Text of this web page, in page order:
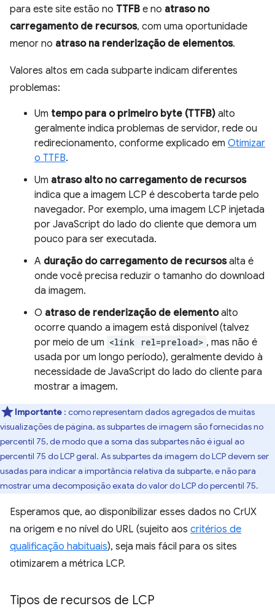
para este site estão no TTFB e no atraso no
carregamento de recursos, com uma oportunidade
menor no atraso na renderização de elementos.
Valores altos em cada subparte indicam diferentes
problemas:
Um tempo para o primeiro byte (TTFB) alto
geralmente indica problemas de servidor, rede ou
redirecionamento, conforme explicado em Otimizar
o TTFB.
Um atraso alto no carregamento de recursos
indica que a imagem LCP é descoberta tarde pelo
navegador. Por exemplo, uma imagem LCP injetada
por JavaScript do lado do cliente que demora um
pouco para ser executada.
A duração do carregamento de recursosalta é
onde você precisa reduzir o tamanho do download
da imagem.
O atraso de renderização de elementoalto
ocorre quando a imagem está disponível (talvez
por meio de um <link rel=preload> , mas não é
usada por um longo período), geralmente devido à
necessidade de JavaScript do lado do cliente para
mostrar a imagem.
Importante : como representam dados agregados de muitas
visualizações de página, as subpartes de imagem são fornecidas no
percentil 75, de modo que a soma das subpartes não é igual ao
percentil 75 do LCP geral. As subpartes da imagem do LCP devem ser
usadas para indicar a importância relativa da subparte, e não para
mostrar uma decomposição exata do valor do LCP do percentil 75.
Esperamos que, ao disponibilizar esses dados no CrUX
na origem e no nível do URL (sujeito aos critérios de
qualificação habituais), seja mais fácil para os sites
otimizarem a métrica LCP.
Tipos de recursos de LCP